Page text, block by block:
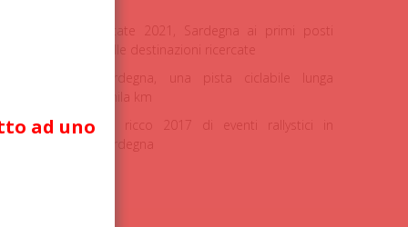
Estate 2021, Sardegna ai primi posti
delle destinazioni ricercate
Sardegna, una pista ciclabile lunga
2mila km
Un ricco 2017 di eventi rallystici in
Sardegna
ad uno